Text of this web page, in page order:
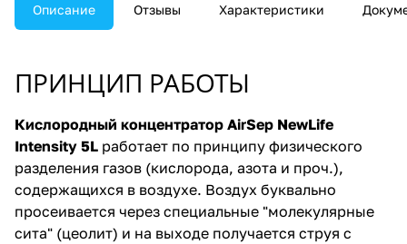
Описание Отзывы Характеристики
ПРИНЦИП РАБОТЫ
Кислородный концентратор AirSep NewLife
Intensity 5L работает по принципу физического
разделения газов (кислорода, азота и проч.),
содержащихся в воздухе. Воздух буквально
просеивается через специальные "молекулярные
сита" (цеолит) и на выходе получается струя с